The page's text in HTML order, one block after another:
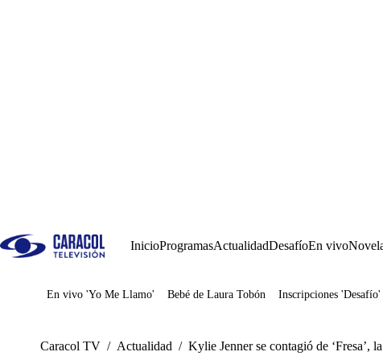
InicioProgramasActualidadDesafíoEn vivo
Juegos
En vivo 'Yo Me Llamo' Bebé de Laura Tobón Inscripciones 'Desafío'
Caracol TV / Actualidad / Kylie Jenner se contagió de ‘Fresa’,